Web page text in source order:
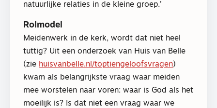
natuurlijke relaties in de kleine groep.’
Rolmodel
Meidenwerk in de kerk, wordt dat niet heel
tuttig? Uit een onderzoek van Huis van Belle
(zie huisvanbelle.nl/toptiengeloofsvragen)
kwam als belangrijkste vraag waar meiden
mee worstelen naar voren: waar is God als het
moeilijk is? Is dat niet een vraag waar we